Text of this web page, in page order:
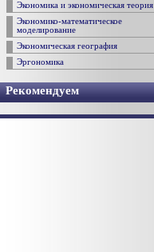
Экономика и экономическая теория
Экономико-математическое
моделирование
Экономическая география
Эргономика
Рекомендуем